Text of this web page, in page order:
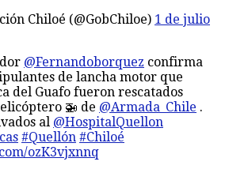
Chiloé (@GobChiloe) 1 de julio
@Fernandoborquez confirma
de lancha motor que
del Guafo fueron rescatados
🚁 de @Armada_Chile .
al @HospitalQuellon
#Quellón #Chiloé
ozK3vjxnnq